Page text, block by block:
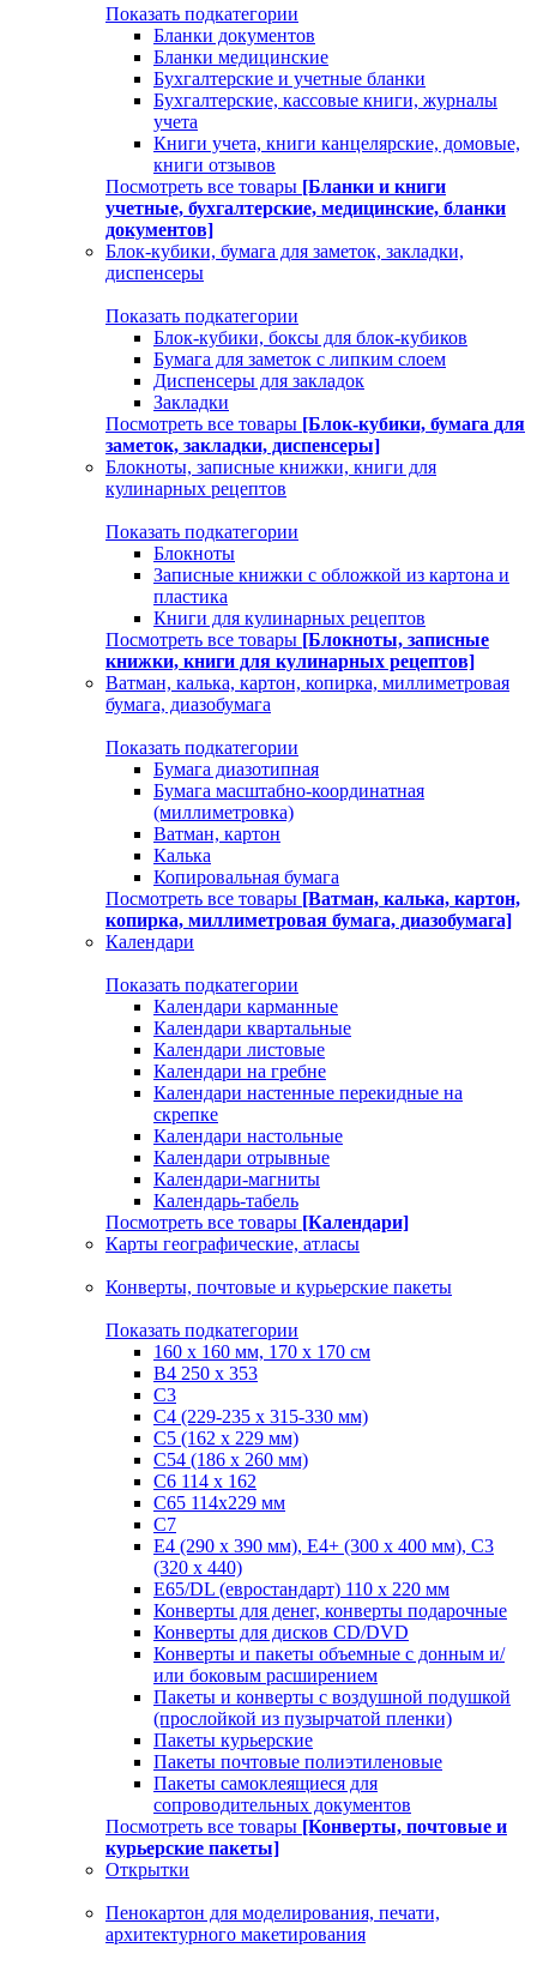
Показать подкатегории
Бланки документов
Бланки медицинские
Бухгалтерские и учетные бланки
Бухгалтерские, кассовые книги, журналы
учета
Книги учета, книги канцелярские, домовые,
книги отзывов
Посмотреть все товары [Бланки и книги
учетные, бухгалтерские, медицинские, бланки
документов]
Блок-кубики, бумага для заметок, закладки,
диспенсеры
Показать подкатегории
Блок-кубики, боксы для блок-кубиков
Бумага для заметок с липким слоем
Диспенсеры для закладок
Закладки
Посмотреть все товары [Блок-кубики, бумага для
заметок, закладки, диспенсеры]
Блокноты, записные книжки, книги для
кулинарных рецептов
Показать подкатегории
Блокноты
Записные книжки с обложкой из картона и
пластика
Книги для кулинарных рецептов
Посмотреть все товары [Блокноты, записные
книжки, книги для кулинарных рецептов]
Ватман, калька, картон, копирка, миллиметровая
бумага, диазобумага
Показать подкатегории
Бумага диазотипная
Бумага масштабно-координатная
(миллиметровка)
Ватман, картон
Калька
Копировальная бумага
Посмотреть все товары [Ватман, калька, картон,
копирка, миллиметровая бумага, диазобумага]
Календари
Показать подкатегории
Календари карманные
Календари квартальные
Календари листовые
Календари на гребне
Календари настенные перекидные на
скрепке
Календари настольные
Календари отрывные
Календари-магниты
Календарь-табель
Посмотреть все товары [Календари]
Карты географические, атласы
Конверты, почтовые и курьерские пакеты
Показать подкатегории
160 х 160 мм, 170 х 170 см
B4 250 х 353
C3
C4 (229-235 х 315-330 мм)
C5 (162 х 229 мм)
C54 (186 x 260 мм)
C6 114 х 162
C65 114х229 мм
C7
Е4 (290 х 390 мм), E4+ (300 х 400 мм), С3
(320 х 440)
Е65/DL (евростандарт) 110 х 220 мм
Конверты для денег, конверты подарочные
Конверты для дисков CD/DVD
Конверты и пакеты объемные с донным и/
или боковым расширением
Пакеты и конверты с воздушной подушкой
(прослойкой из пузырчатой пленки)
Пакеты курьерские
Пакеты почтовые полиэтиленовые
Пакеты самоклеящиеся для
сопроводительных документов
Посмотреть все товары [Конверты, почтовые и
курьерские пакеты]
Открытки
Пенокартон для моделирования, печати,
архитектурного макетирования